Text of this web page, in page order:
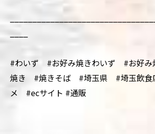
____
#わいず #お好み焼きわいず #お好
焼き #焼きそば #埼玉県 #埼玉飲食
メ #ecサイト #通販